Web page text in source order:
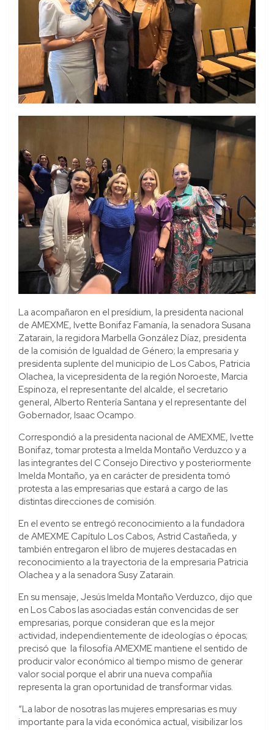
La acompañaron en el presídium, la presidenta nacional
de AMEXME, Ivette Bonifaz Famanía, la senadora Susana
Zatarain, la regidora Marbella González Díaz, presidenta
de la comisión de Igualdad de Género; la empresaria y
presidenta suplente del municipio de Los Cabos, Patricia
Olachea, la vicepresidenta de la región Noroeste, Marcia
Espinoza, el representante del alcalde, el secretario
general, Alberto Rentería Santana y el representante del
Gobernador, Isaac Ocampo.
Correspondió a la presidenta nacional de AMEXME, Ivette
Bonifaz, tomar protesta a Imelda Montaño Verduzco y a
las integrantes del C Consejo Directivo y posteriormente
Imelda Montaño, ya en carácter de presidenta tomó
protesta a las empresarias que estará a cargo de las
distintas direcciones de comisión.
En el evento se entregó reconocimiento a la fundadora
de AMEXME Capítulo Los Cabos, Astrid Castañeda, y
también entregaron el libro de mujeres destacadas en
reconocimiento a la trayectoria de la empresaria Patricia
Olachea y a la senadora Susy Zatarain.
En su mensaje, Jesús Imelda Montaño Verduzco, dijo que
en Los Cabos las asociadas están convencidas de ser
empresarias, porque consideran que es la mejor
actividad, independientemente de ideologías o épocas;
precisó que la filosofía AMEXME mantiene el sentido de
producir valor económico al tiempo mismo de generar
valor social porque el abrir una nueva compañía
representa la gran oportunidad de transformar vidas.
“La labor de nosotras las mujeres empresarias es muy
importante para la vida económica actual, visibilizar los